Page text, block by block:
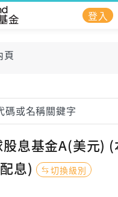
登入
頁
股息基金A(美元)
息)
切換級別